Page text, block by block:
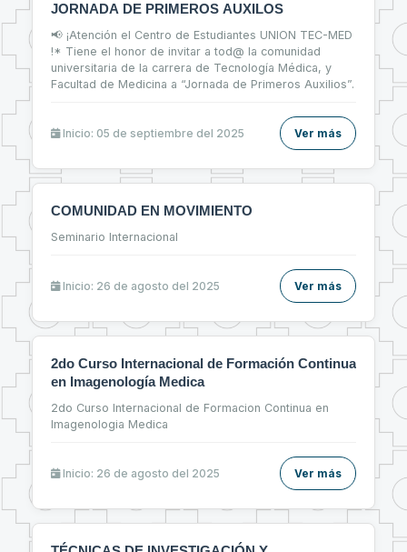
JORNADA DE PRIMEROS AUXILOS
📢 ¡Atención el Centro de Estudiantes UNION TEC-MED
!* Tiene el honor de invitar a tod@ la comunidad
universitaria de la carrera de Tecnología Médica, y
Facultad de Medicina a “Jornada de Primeros Auxilios”.
Inicio: 05 de septiembre del 2025 Ver más
COMUNIDAD EN MOVIMIENTO
Seminario Internacional
Inicio: 26 de agosto del 2025 Ver más
2do Curso Internacional de Formación Continua
en Imagenología Medica
2do Curso Internacional de Formacion Continua en
Imagenologia Medica
Inicio: 26 de agosto del 2025 Ver más